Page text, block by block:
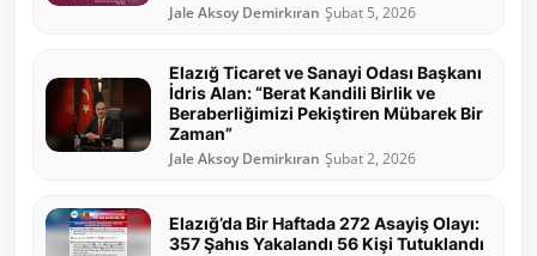
Jale Aksoy Demirkıran Şubat 5, 2026
Elazığ Ticaret ve Sanayi Odası Başkanı
İdris Alan: “Berat Kandili Birlik ve
Beraberliğimizi Pekiştiren Mübarek Bir
Zaman”
Jale Aksoy Demirkıran Şubat 2, 2026
Elazığ’da Bir Haftada 272 Asayiş Olayı:
357 Şahıs Yakalandı 56 Kişi Tutuklandı